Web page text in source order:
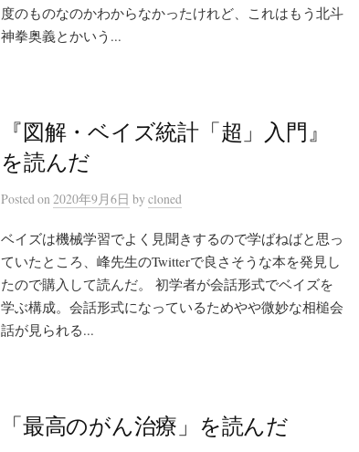
度のものなのかわからなかったけれど、これはもう北斗
神拳奥義とかいう...
『図解・ベイズ統計「超」入門』
を読んだ
Posted on 2020年9月6日 by cloned
ベイズは機械学習でよく見聞きするので学ばねばと思っ
ていたところ、峰先生のTwitterで良さそうな本を発見し
たので購入して読んだ。 初学者が会話形式でベイズを
学ぶ構成。会話形式になっているためやや微妙な相槌会
話が見られる...
「最高のがん治療」を読んだ